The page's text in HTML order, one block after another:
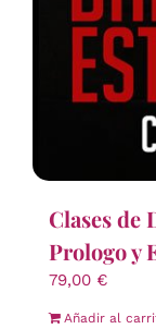
Clases de
Prologo y
79,00 €
Añadir al